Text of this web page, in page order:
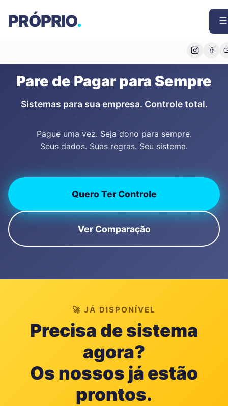
PRÓPRIO. ☰
Pare de Pagar para Sempre
Sistemas para sua empresa. Controle total.
Pague uma vez. Seja dono para sempre.
Seus dados. Suas regras. Seu sistema.
Quero Ter Controle
Ver Comparação
🚀 JÁ DISPONÍVEL
Precisa de sistema
agora?
Os nossos já estão
prontos.